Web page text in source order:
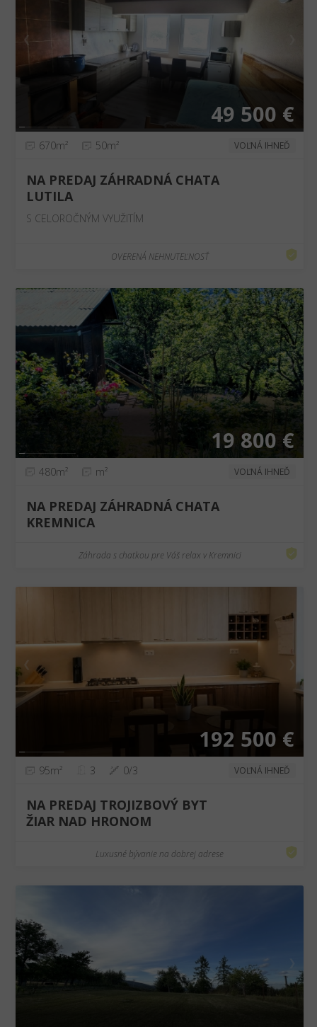
❮
49 500 €
670m² 50m² VOĽNÁ IHNEĎ
NA PREDAJ ZÁHRADNÁ CHATA
LUTILA
S CELOROČNÝM VYUŽITÍM
OVERENÁ NEHNUTEĽNOSŤ
❮ ❯
19 800 €
480m² m² VOĽNÁ IHNEĎ
NA PREDAJ ZÁHRADNÁ CHATA
KREMNICA
Záhrada s chatkou pre Váš relax v Kremnici
192 500 €
95m² 3 0/3 VOĽNÁ IHNEĎ
NA PREDAJ TROJIZBOVÝ BYT
ŽIAR NAD HRONOM
Luxusné bývanie na dobrej adrese
❮